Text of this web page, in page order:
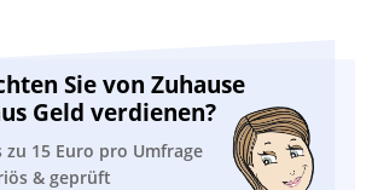
Sie von Zuhause
Geld verdienen?
zu 15 Euro pro Umfrage
& geprüft